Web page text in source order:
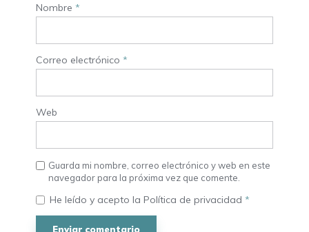
Nombre *
Correo electrónico *
Web
Guarda mi nombre, correo electrónico y web en este
navegador para la próxima vez que comente.
He leído y acepto la Política de privacidad *